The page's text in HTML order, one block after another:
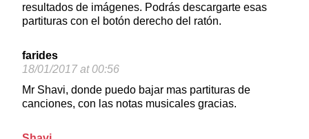
resultados de imágenes. Podrás descargarte esas
partituras con el botón derecho del ratón.
farides
18/01/2017 at 00:56
Mr Shavi, donde puedo bajar mas partituras de
canciones, con las notas musicales gracias.